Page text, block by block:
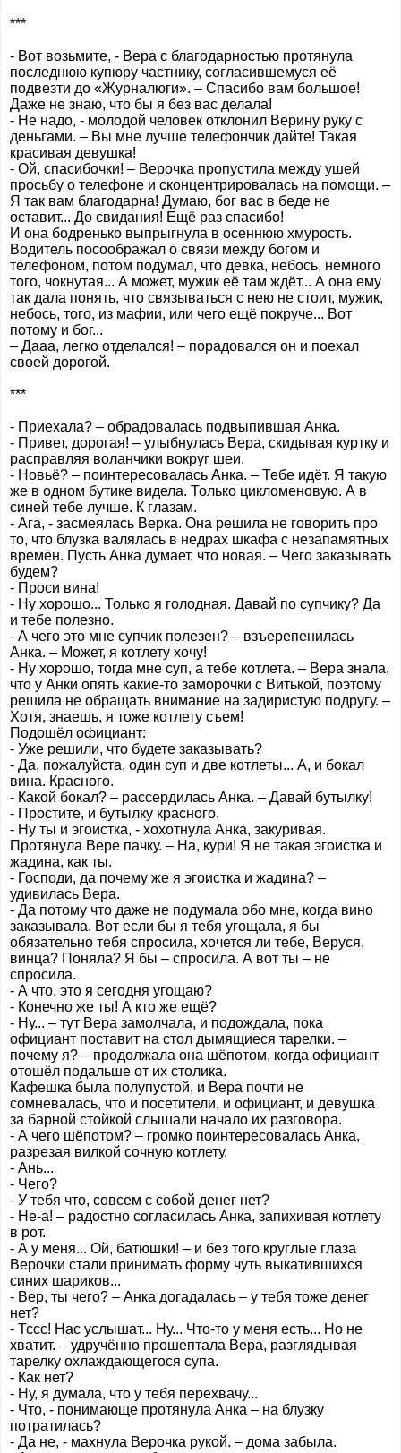
***
- Вот возьмите, - Вера с благодарностью протянула
последнюю купюру частнику, согласившемуся её
подвезти до «Журналюги». – Спасибо вам большое!
Даже не знаю, что бы я без вас делала!
- Не надо, - молодой человек отклонил Верину руку с
деньгами. – Вы мне лучше телефончик дайте! Такая
красивая девушка!
- Ой, спасибочки! – Верочка пропустила между ушей
просьбу о телефоне и сконцентрировалась на помощи. –
Я так вам благодарна! Думаю, бог вас в беде не
оставит... До свидания! Ещё раз спасибо!
И она бодренько выпрыгнула в осеннюю хмурость.
Водитель посоображал о связи между богом и
телефоном, потом подумал, что девка, небось, немного
того, чокнутая... А может, мужик её там ждёт... А она ему
так дала понять, что связываться с нею не стоит, мужик,
небось, того, из мафии, или чего ещё покруче... Вот
потому и бог...
– Дааа, легко отделался! – порадовался он и поехал
своей дорогой.
***
- Приехала? – обрадовалась подвыпившая Анка.
- Привет, дорогая! – улыбнулась Вера, скидывая куртку и
расправляя воланчики вокруг шеи.
- Новьё? – поинтересовалась Анка. – Тебе идёт. Я такую
же в одном бутике видела. Только цикломеновую. А в
синей тебе лучше. К глазам.
- Ага, - засмеялась Верка. Она решила не говорить про
то, что блузка валялась в недрах шкафа с незапамятных
времён. Пусть Анка думает, что новая. – Чего заказывать
будем?
- Проси вина!
- Ну хорошо... Только я голодная. Давай по супчику? Да
и тебе полезно.
- А чего это мне супчик полезен? – взъерепенилась
Анка. – Может, я котлету хочу!
- Ну хорошо, тогда мне суп, а тебе котлета. – Вера знала,
что у Анки опять какие-то заморочки с Витькой, поэтому
решила не обращать внимание на задиристую подругу. –
Хотя, знаешь, я тоже котлету съем!
Подошёл официант:
- Уже решили, что будете заказывать?
- Да, пожалуйста, один суп и две котлеты... А, и бокал
вина. Красного.
- Какой бокал? – рассердилась Анка. – Давай бутылку!
- Простите, и бутылку красного.
- Ну ты и эгоистка, - хохотнула Анка, закуривая.
Протянула Вере пачку. – На, кури! Я не такая эгоистка и
жадина, как ты.
- Господи, да почему же я эгоистка и жадина? –
удивилась Вера.
- Да потому что даже не подумала обо мне, когда вино
заказывала. Вот если бы я тебя угощала, я бы
обязательно тебя спросила, хочется ли тебе, Веруся,
винца? Поняла? Я бы – спросила. А вот ты – не
спросила.
- А что, это я сегодня угощаю?
- Конечно же ты! А кто же ещё?
- Ну... – тут Вера замолчала, и подождала, пока
официант поставит на стол дымящиеся тарелки. –
почему я? – продолжала она шёпотом, когда официант
отошёл подальше от их столика.
Кафешка была полупустой, и Вера почти не
сомневалась, что и посетители, и официант, и девушка
за барной стойкой слышали начало их разговора.
- А чего шёпотом? – громко поинтересовалась Анка,
разрезая вилкой сочную котлету.
- Ань...
- Чего?
- У тебя что, совсем с собой денег нет?
- Не-а! – радостно согласилась Анка, запихивая котлету
в рот.
- А у меня... Ой, батюшки! – и без того круглые глаза
Верочки стали принимать форму чуть выкатившихся
синих шариков...
- Вер, ты чего? – Анка догадалась – у тебя тоже денег
нет?
- Тссс! Нас услышат... Ну... Что-то у меня есть... Но не
хватит. – удручённо прошептала Вера, разглядывая
тарелку охлаждающегося супа.
- Как нет?
- Ну, я думала, что у тебя перехвачу...
- Что, - понимающе протянула Анка – на блузку
потратилась?
- Да не, - махнула Верочка рукой. – дома забыла.